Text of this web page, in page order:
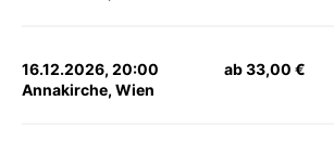
16.12.2026, 20:00
Annakirche, Wien
ab 33,00 €